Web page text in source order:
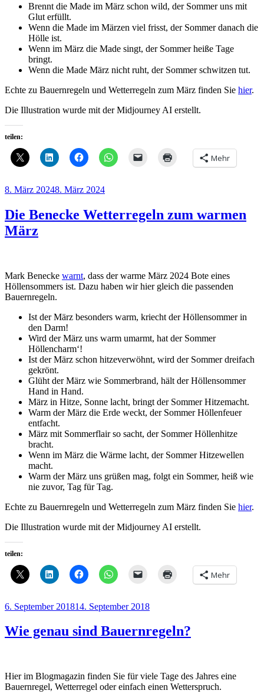
Brennt die Made im März schon wild, der Sommer uns mit
Glut erfüllt.
Wenn die Made im Märzen viel frisst, der Sommer danach die
Hölle ist.
Wenn im März die Made singt, der Sommer heiße Tage
bringt.
Wenn die Made März nicht ruht, der Sommer schwitzen tut.
Echte zu Bauernregeln und Wetterregeln zum März finden Sie hier.
Die Illustration wurde mit der Midjourney AI erstellt.
teilen:
Mehr
Veröffentlicht
8. März 20248. März 2024
Die Benecke Wetterregeln zum warmen
März
Mark Benecke warnt, dass der warme März 2024 Bote eines
Höllensommers ist. Dazu haben wir hier gleich die passenden
Bauernregeln.
Ist der März besonders warm, kriecht der Höllensommer in
den Darm!
Wird der März uns warm umarmt, hat der Sommer
Höllencharm‘!
Ist der März schon hitzeverwöhnt, wird der Sommer dreifach
gekrönt.
Glüht der März wie Sommerbrand, hält der Höllensommer
Hand in Hand.
März in Hitze, Sonne lacht, bringt der Sommer Hitzemacht.
Warm der März die Erde weckt, der Sommer Höllenfeuer
entfacht.
März mit Sommerflair so sacht, der Sommer Höllenhitze
bracht.
Wenn im März die Wärme lacht, der Sommer Hitzewellen
macht.
Warm der März uns grüßen mag, folgt ein Sommer, heiß wie
nie zuvor, Tag für Tag.
Echte zu Bauernregeln und Wetterregeln zum März finden Sie hier.
Die Illustration wurde mit der Midjourney AI erstellt.
teilen:
Mehr
Veröffentlicht
6. September 201814. September 2018
Wie genau sind Bauernregeln?
Hier im Blogmagazin finden Sie für viele Tage des Jahres eine
Bauernregel, Wetterregel oder einfach einen Wetterspruch.